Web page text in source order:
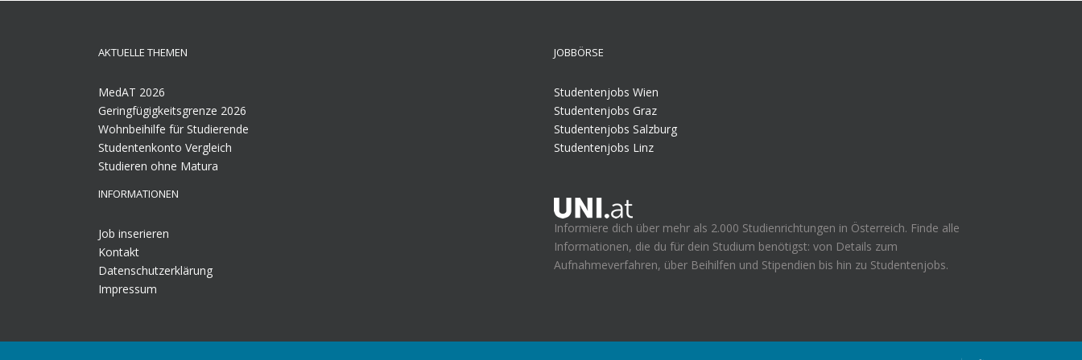
AKTUELLE THEMEN
MedAT 2026
Geringfügigkeitsgrenze 2026
Wohnbeihilfe für Studierende
Studentenkonto Vergleich
Studieren ohne Matura
JOBBÖRSE
Studentenjobs Wien
Studentenjobs Graz
Studentenjobs Salzburg
Studentenjobs Linz
INFORMATIONEN
Job inserieren
Kontakt
Datenschutzerklärung
Impressum
Informiere dich über mehr als 2.000 Studienrichtungen in Österreich. Finde alle
Informationen, die du für dein Studium benötigst: von Details zum
Aufnahmeverfahren, über Beihilfen und Stipendien bis hin zu Studentenjobs.